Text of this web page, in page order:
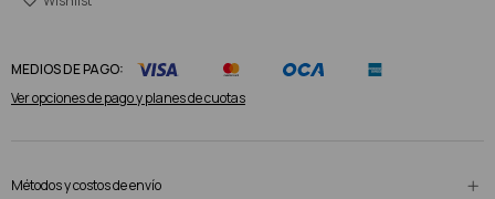
MEDIOS DE PAGO:
Ver opciones de pago y planes de cuotas
Métodos y costos de envío